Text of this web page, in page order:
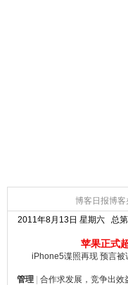
博客日报博
2011年8月13日 星期六 总第
苹果正式
iPhone5谍照再现 预言被
管理 合作求发展，竞争出效